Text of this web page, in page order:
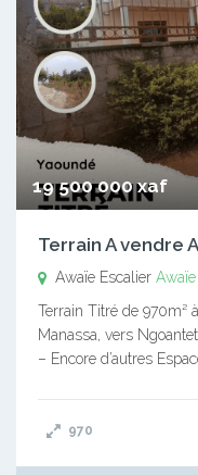
19 500 000 xaf
Terrain A vendre
Awaïe Escalier
Terrain Titré de 970m²
Manassa, vers
– Encore d’autres
970